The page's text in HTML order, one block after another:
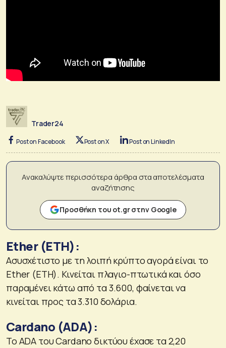
Trader24
Post on Facebook Post on X Post on LinkedIn
Ανακαλύψτε περισσότερα άρθρα στα αποτελέσματα
αναζήτησης
Προσθήκη του ot.gr στην Google
Ether (ETH):
Ασυσχέτιστο με τη λοιπή κρύπτο αγορά είναι το
Ether (ETH). Κινείται πλαγιο-πτωτικά και όσο
παραμένει κάτω από τα 3.600, φαίνεται να
κινείται προς τα 3.310 δολάρια.
Cardano (ADA):
Το ADA του Cardano δικτύου έχασε τα 2,20